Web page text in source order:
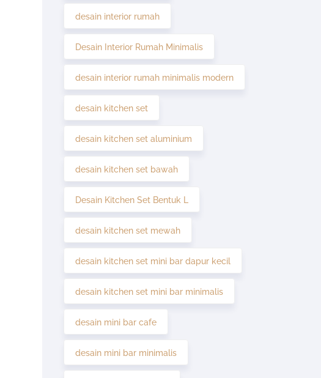
desain interior rumah
Desain Interior Rumah Minimalis
desain interior rumah minimalis modern
desain kitchen set
desain kitchen set aluminium
desain kitchen set bawah
Desain Kitchen Set Bentuk L
desain kitchen set mewah
desain kitchen set mini bar dapur kecil
desain kitchen set mini bar minimalis
desain mini bar cafe
desain mini bar minimalis